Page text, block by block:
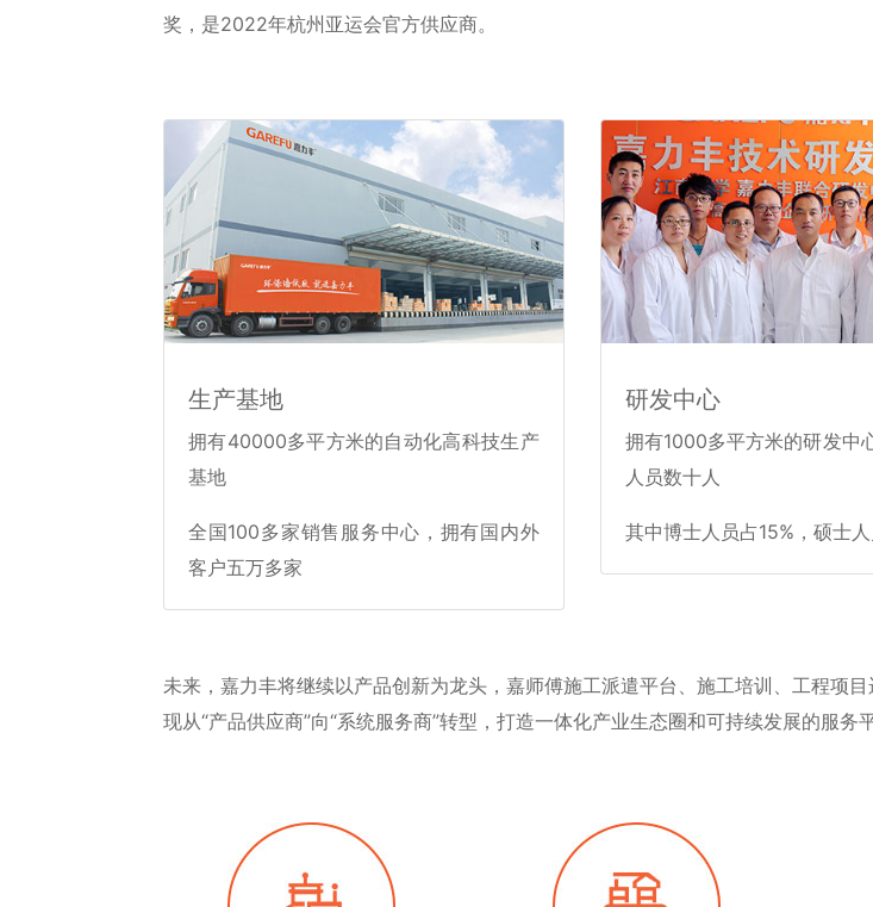
奖， 是2022年杭州亚运会官方供应商。
生产基地
拥有40000多平方米的自动化高科技生产
基地
全国100多家销售服务中心，拥有国内外
客户五万多家
研发中心
拥有1000多平方米的研发中
人员数十人
其中博士人员占15%，硕士
未来，嘉力丰将继续以产品创新为龙头，嘉师傅施工派遣平台、施工培训、工程项
现从“产品供应商”向“系统服务商”转型，打造一体化产业生态圈和可持续发展的服务